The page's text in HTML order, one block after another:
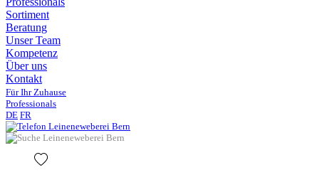
Sortiment
Beratung
Unser Team
Kompetenz
Über uns
Kontakt
Für Ihr Zuhause
Professionals
DE FR